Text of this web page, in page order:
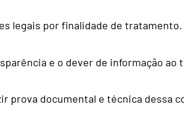
legais por finalidade de tratamento.
e o dever de informação ao
prova documental e técnica dessa